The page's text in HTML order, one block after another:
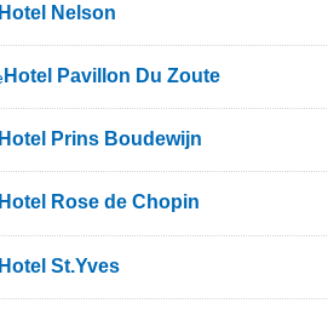
Hotel Nelson
Hotel Pavillon Du Zoute
Hotel Prins Boudewijn
Hotel Rose de Chopin
Hotel St.Yves